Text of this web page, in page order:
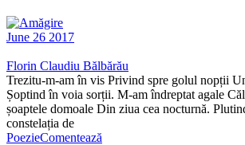
June 26 2017
Florin Claudiu Bălbărău
Trezitu-m-am în vis Privind spre golul nopții
Șoptind în voia sorții. M-am îndreptat agale
șoaptele domoale Din ziua cea nocturnă.
constelația de
PoezieComentează